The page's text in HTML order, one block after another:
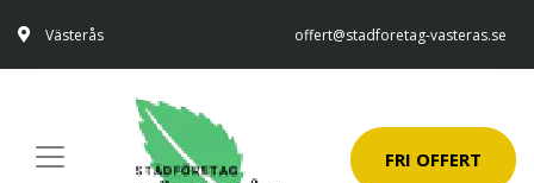
Västerås offert@stadforetag-vasteras.se
FRI OFFERT